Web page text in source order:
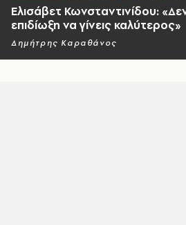
Ελισάβετ Κωνσταντινίδου:
επιδίωξη να γίνεις καλύτερος»
Δημήτρης Καραθάνος